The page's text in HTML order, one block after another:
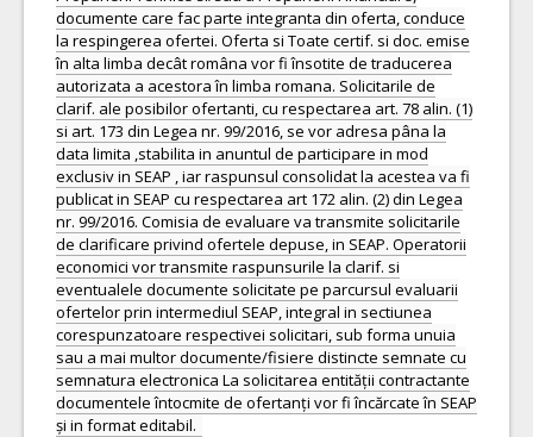
documente care fac parte integranta din oferta, conduce
la respingerea ofertei. Oferta si Toate certif. si doc. emise
în alta limba decât româna vor fi însotite de traducerea
autorizata a acestora în limba romana. Solicitarile de
clarif. ale posibilor ofertanti, cu respectarea art. 78 alin. (1)
si art. 173 din Legea nr. 99/2016, se vor adresa pâna la
data limita ,stabilita in anuntul de participare in mod
exclusiv in SEAP , iar raspunsul consolidat la acestea va fi
publicat in SEAP cu respectarea art 172 alin. (2) din Legea
nr. 99/2016. Comisia de evaluare va transmite solicitarile
de clarificare privind ofertele depuse, in SEAP. Operatorii
economici vor transmite raspunsurile la clarif. si
eventualele documente solicitate pe parcursul evaluarii
ofertelor prin intermediul SEAP, integral in sectiunea
corespunzatoare respectivei solicitari, sub forma unuia
sau a mai multor documente/fisiere distincte semnate cu
semnatura electronica La solicitarea entității contractante
documentele întocmite de ofertanți vor fi încărcate în SEAP
și in format editabil.